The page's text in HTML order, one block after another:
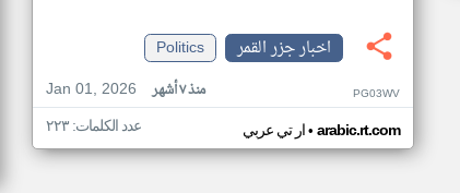
اخبار جزر القمر
Politics
Jan 01, 2026
منذ ٧ أشهر PG03WV
ار تي عربي• arabic.rt.com عدد الكلمات: ٢٢٣